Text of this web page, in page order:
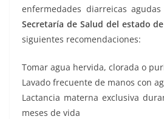
enfermedades diarreicas
Secretaría de Salud del estado
siguientes recomendaciones:
Tomar agua hervida, clorada o
Lavado frecuente de manos con
Lactancia materna exclusiva
meses de vida